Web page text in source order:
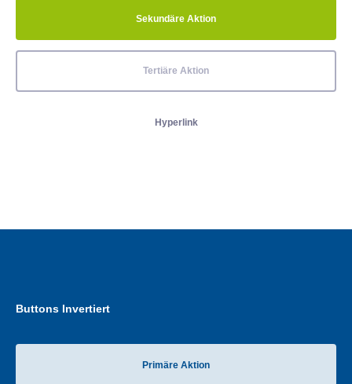
Sekundäre Aktion
Tertiäre Aktion
Hyperlink
Buttons Invertiert
Primäre Aktion